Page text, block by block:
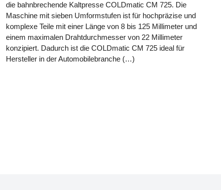
die bahnbrechende Kaltpresse COLDmatic CM 725. Die
Maschine mit sieben Umformstufen ist für hochpräzise und
komplexe Teile mit einer Länge von 8 bis 125 Millimeter und
einem maximalen Drahtdurchmesser von 22 Millimeter
konzipiert. Dadurch ist die COLDmatic CM 725 ideal für
Hersteller in der Automobilebranche (…)